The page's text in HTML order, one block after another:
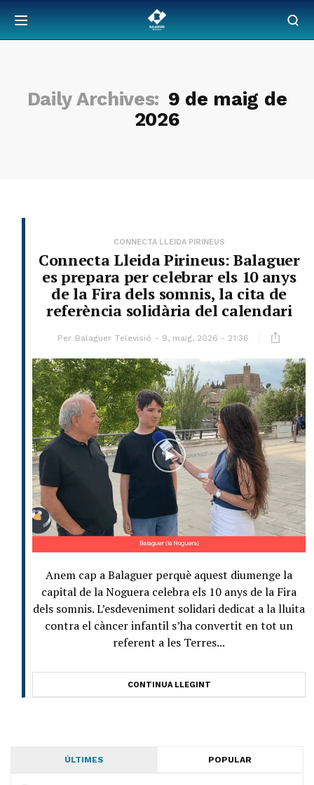
Daily Archives: 9 de maig de
2026
CONNECTA LLEIDA PIRINEUS
Connecta Lleida Pirineus: Balaguer
es prepara per celebrar els 10 anys
de la Fira dels somnis, la cita de
referència solidària del calendari
Per Balaguer Televisió 9, maig, 2026 - 21:36
Anem cap a Balaguer perquè aquest diumenge la
capital de la Noguera celebra els 10 anys de la Fira
dels somnis. L’esdeveniment solidari dedicat a la lluita
contra el càncer infantil s’ha convertit en tot un
referent a les Terres...
CONTINUA LLEGINT
ÚLTIMES POPULAR